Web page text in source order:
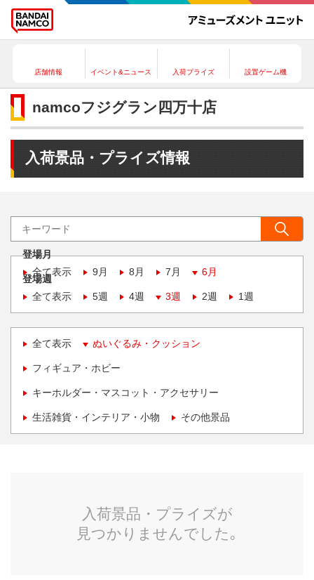
店舗情報 イベント&ニュース 入荷プライズ 設置ゲーム機
namcoフジグラン四万十店
入荷景品・プライズ情報
登場月
全て表示
9月 8月 7月 6月
登場週
全て表示
5週 4週 3週 2週 1週
全て表示 ぬいぐるみ・クッション
フィギュア・ホビー
キーホルダー・マスコット・アクセサリー
生活雑貨・インテリア・小物 その他景品